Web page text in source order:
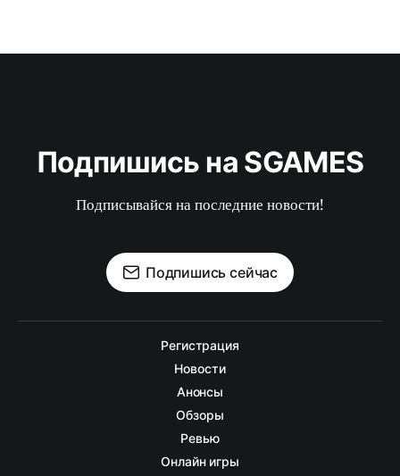
Подпишись на SGAMES
Подписывайся на последние новости!
Подпишись сейчас
Регистрация
Новости
Анонсы
Обзоры
Ревью
Онлайн игры